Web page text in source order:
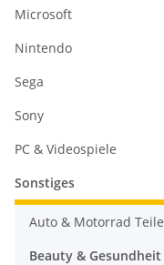
Microsoft
Nintendo
Sega
Sony
PC & Videospiele
Sonstiges
Auto & Motorrad Teile
Beauty & Gesundheit